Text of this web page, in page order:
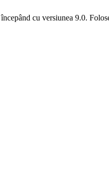
începând cu versiunea 9.0.